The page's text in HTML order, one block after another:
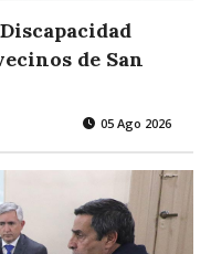
de San
05 Ago 2026